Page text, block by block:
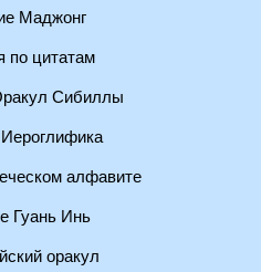
Маджонг
по цитатам
Сибиллы
Иероглифика
алфавите
Гуань Инь
оракул